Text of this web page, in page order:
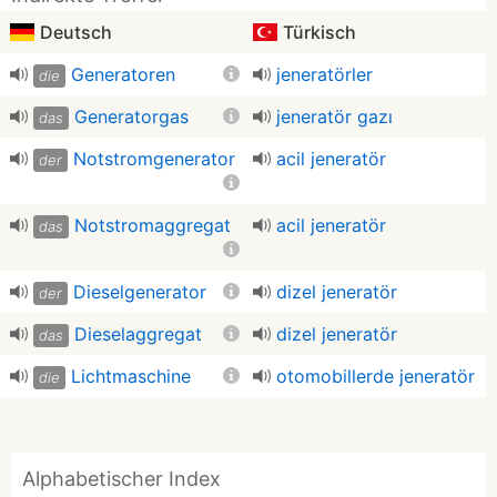
Deutsch Türkisch
die Generatoren jeneratörler
das Generatorgas jeneratör gazı
der Notstromgenerator acil jeneratör
das Notstromaggregat acil jeneratör
der Dieselgenerator dizel jeneratör
das Dieselaggregat dizel jeneratör
die Lichtmaschine otomobillerde jeneratör
Alphabetischer Index